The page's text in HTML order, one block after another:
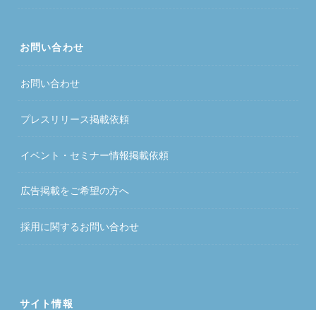
お問い合わせ
お問い合わせ
プレスリリース掲載依頼
イベント・セミナー情報掲載依頼
広告掲載をご希望の方へ
採用に関するお問い合わせ
サイト情報